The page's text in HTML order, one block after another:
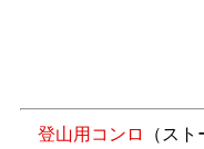
登山用コンロ （ス